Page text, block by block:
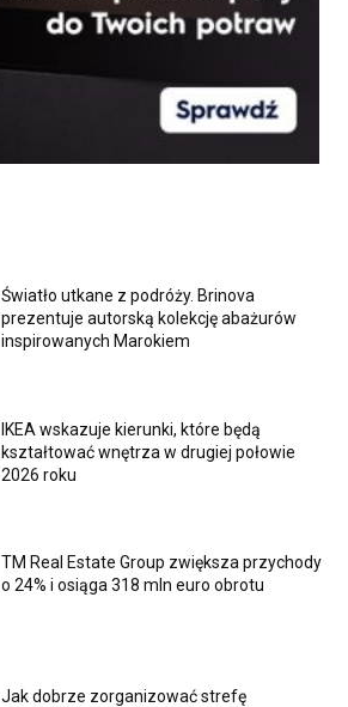
Światło utkane z podróży. Brinova
prezentuje autorską kolekcję abażurów
inspirowanych Marokiem
IKEA wskazuje kierunki, które będą
kształtować wnętrza w drugiej połowie
2026 roku
TM Real Estate Group zwiększa przychody
o 24% i osiąga 318 mln euro obrotu
Jak dobrze zorganizować strefę